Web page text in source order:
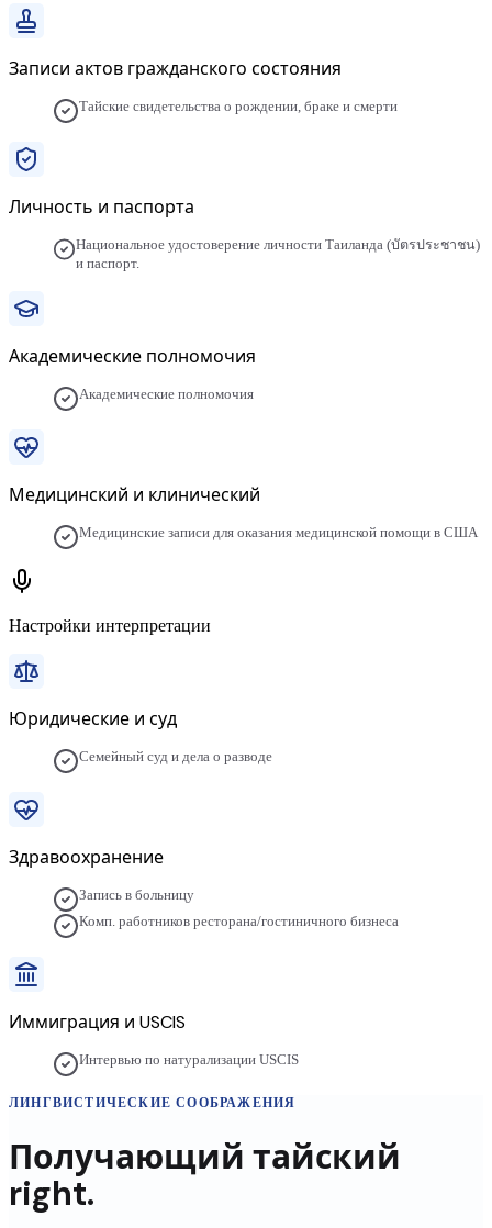
Записи актов гражданского состояния
Тайские свидетельства о рождении, браке и смерти
Личность и паспорта
Национальное удостоверение личности Таиланда (บัตรประชาชน)
и паспорт.
Академические полномочия
Академические полномочия
Медицинский и клинический
Медицинские записи для оказания медицинской помощи в США
Настройки интерпретации
Юридические и суд
Семейный суд и дела о разводе
Здравоохранение
Запись в больницу
Комп. работников ресторана/гостиничного бизнеса
Иммиграция и USCIS
Интервью по натурализации USCIS
ЛИНГВИСТИЧЕСКИЕ СООБРАЖЕНИЯ
Получающий тайский
right.